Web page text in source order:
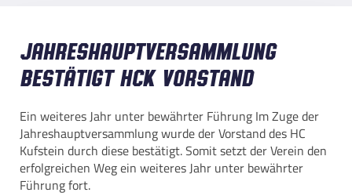
Jahreshauptversammlung
bestätigt HCK Vorstand
Ein weiteres Jahr unter bewährter Führung Im Zuge der
Jahreshauptversammlung wurde der Vorstand des HC
Kufstein durch diese bestätigt. Somit setzt der Verein den
erfolgreichen Weg ein weiteres Jahr unter bewährter
Führung fort.